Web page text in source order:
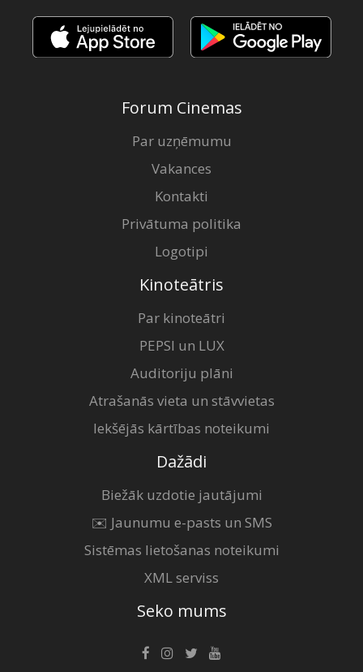
Forum Cinemas
Par uzņēmumu
Vakances
Kontakti
Privātuma politika
Logotipi
Kinoteātris
Par kinoteātri
PEPSI un LUX
Auditoriju plāni
Atrašanās vieta un stāvvietas
Iekšējās kārtības noteikumi
Dažādi
Biežāk uzdotie jautājumi
✉️ Jaunumu e-pasts un SMS
Sistēmas lietošanas noteikumi
XML serviss
Seko mums